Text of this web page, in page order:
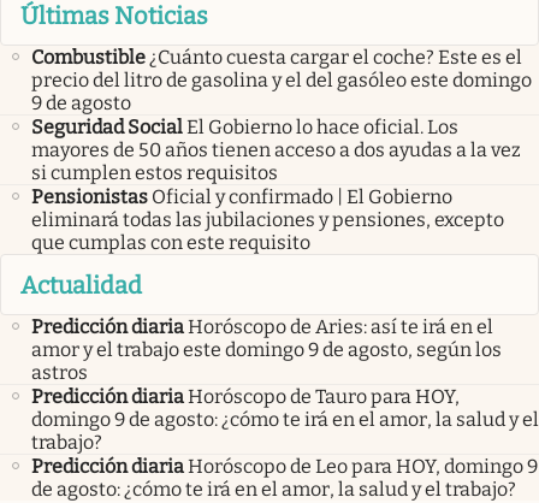
Últimas Noticias
Combustible¿Cuánto cuesta cargar el coche? Este es el
precio del litro de gasolina y el del gasóleo este domingo
9 de agosto
Seguridad SocialEl Gobierno lo hace oficial. Los
mayores de 50 años tienen acceso a dos ayudas a la vez
si cumplen estos requisitos
Pensionistas Oficial y confirmado | El Gobierno
eliminará todas las jubilaciones y pensiones, excepto
que cumplas con este requisito
Actualidad
Predicción diariaHoróscopo de Aries: así te irá en el
amor y el trabajo este domingo 9 de agosto, según los
astros
Predicción diariaHoróscopo de Tauro para HOY,
domingo 9 de agosto: ¿cómo te irá en el amor, la salud y el
trabajo?
Predicción diariaHoróscopo de Leo para HOY, domingo 9
de agosto: ¿cómo te irá en el amor, la salud y el trabajo?